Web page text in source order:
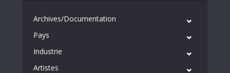
Archives/Documentation
Pays
Industrie
Artistes